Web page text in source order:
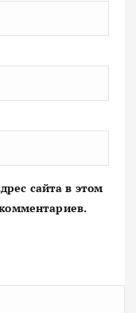
сайта в этом